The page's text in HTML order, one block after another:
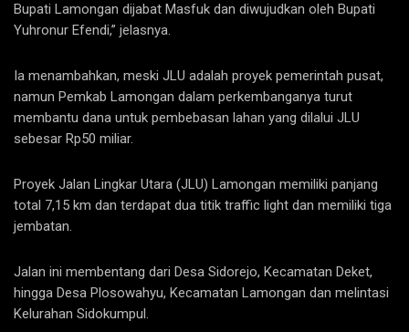
Bupati Lamongan dijabat Masfuk dan diwujudkan oleh Bupati
Yuhronur Efendi,” jelasnya.
Ia menambahkan, meski JLU adalah proyek pemerintah pusat,
namun Pemkab Lamongan dalam perkembanganya turut
membantu dana untuk pembebasan lahan yang dilalui JLU
sebesar Rp50 miliar.
Proyek Jalan Lingkar Utara (JLU) Lamongan memiliki panjang
total 7,15 km dan terdapat dua titik traffic light dan memiliki tiga
jembatan.
Jalan ini membentang dari Desa Sidorejo, Kecamatan Deket,
hingga Desa Plosowahyu, Kecamatan Lamongan dan melintasi
Kelurahan Sidokumpul.